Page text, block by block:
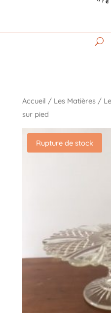
Accueil / Les Matières/
sur pied
Rupture de stock